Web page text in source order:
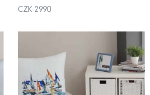
CZK 2990